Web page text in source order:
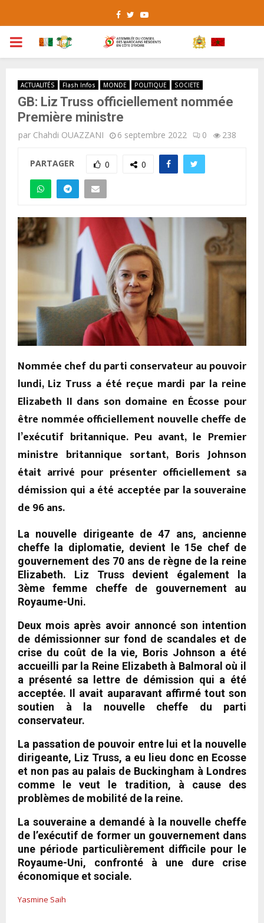
Facebook
TwitterYoutube
PRIMARY
ACTUALITÉS Flash Infos MONDE POLITIQUE SOCIETE
GB: Liz Truss officiellement nommée
Première ministre
par Chahdi OUAZZANI 6 septembre 2022 0 238
PARTAGER 0 0
Nommée chef du parti conservateur au pouvoir
lundi, Liz Truss a été reçue mardi par la reine
Elizabeth II dans son domaine en Écosse pour
être nommée officiellement nouvelle cheffe de
l’exécutif britannique. Peu avant, le Premier
ministre britannique sortant, Boris Johnson
était arrivé pour présenter officiellement sa
démission qui a été acceptée par la souveraine
de 96 ans.
La nouvelle dirigeante de 47 ans, ancienne
cheffe la diplomatie, devient le 15e chef de
gouvernement des 70 ans de règne de la reine
Elizabeth. Liz Truss devient également la
3ème femme cheffe de gouvernement au
Royaume-Uni.
Deux mois après avoir annoncé son intention
de démissionner sur fond de scandales et de
crise du coût de la vie, Boris Johnson a été
accueilli par la Reine Elizabeth à Balmoral où il
a présenté sa lettre de démission qui a été
acceptée. Il avait auparavant affirmé tout son
soutien à la nouvelle cheffe du parti
conservateur.
La passation de pouvoir entre lui et la nouvelle
dirigeante, Liz Truss, a eu lieu donc en Ecosse
et non pas au palais de Buckingham à Londres
comme le veut le tradition, à cause des
problèmes de mobilité de la reine.
La souveraine a demandé à la nouvelle cheffe
de l’exécutif de former un gouvernement dans
une période particulièrement difficile pour le
Royaume-Uni, confronté à une dure crise
économique et sociale.
Yasmine Saih